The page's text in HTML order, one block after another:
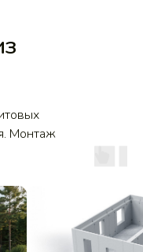
Монтаж